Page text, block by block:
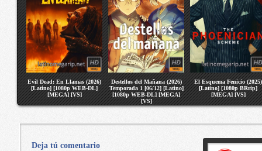
Evil Dead: En Llamas (2026)
[Latino] [1080p WEB-DL]
[MEGA] [VS]
Destellos del Mañana (2026)
Temporada 1 [06/12] [Latino]
[1080p WEB-DL] [MEGA]
[VS]
El Esquema Fenicio (2025)
[Latino] [1080p BRrip]
[MEGA] [VS]
Deja tú comentario